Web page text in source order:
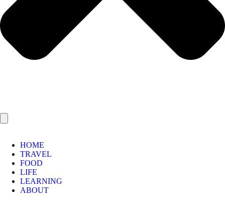
HOME
TRAVEL
FOOD
LIFE
LEARNING
ABOUT